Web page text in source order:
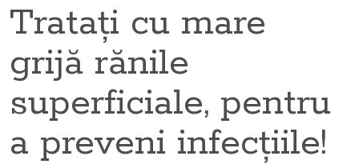
Tratați cu mare
grijă rănile
superficiale, pentru
a preveni infecțiile!